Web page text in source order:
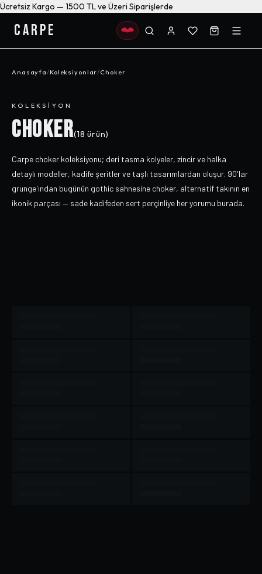
Ücretsiz Kargo — 1500 TL ve Üzeri Siparişlerde
CARPE
Anasayfa/Koleksiyonlar/Choker
KOLEKSIYON
CHOKER(18 ürün)
Carpe choker koleksiyonu; deri tasma kolyeler, zincir ve halka
detaylı modeller, kadife şeritler ve taşlı tasarımlardan oluşur. 90'lar
grunge'ından bugünün gothic sahnesine choker, alternatif takının en
ikonik parçası — sade kadifeden sert perçinliye her yorumu burada.